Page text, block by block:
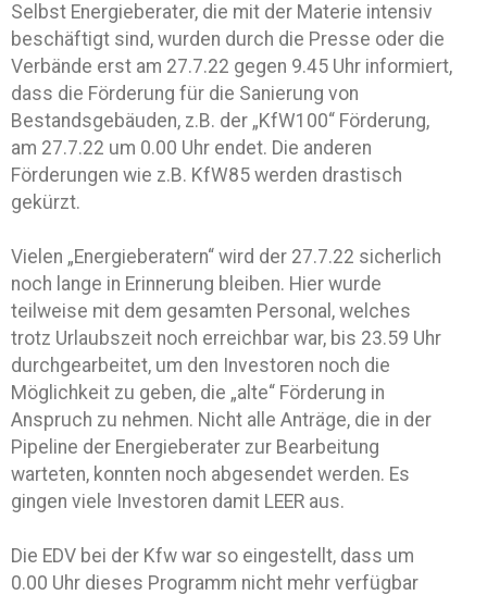
Selbst Energieberater, die mit der Materie intensiv
beschäftigt sind, wurden durch die Presse oder die
Verbände erst am 27.7.22 gegen 9.45 Uhr informiert,
dass die Förderung für die Sanierung von
Bestandsgebäuden, z.B. der „KfW100“ Förderung,
am 27.7.22 um 0.00 Uhr endet. Die anderen
Förderungen wie z.B. KfW85 werden drastisch
gekürzt.
Vielen „Energieberatern“ wird der 27.7.22 sicherlich
noch lange in Erinnerung bleiben. Hier wurde
teilweise mit dem gesamten Personal, welches
trotz Urlaubszeit noch erreichbar war, bis 23.59 Uhr
durchgearbeitet, um den Investoren noch die
Möglichkeit zu geben, die „alte“ Förderung in
Anspruch zu nehmen. Nicht alle Anträge, die in der
Pipeline der Energieberater zur Bearbeitung
warteten, konnten noch abgesendet werden. Es
gingen viele Investoren damit LEER aus.
Die EDV bei der Kfw war so eingestellt, dass um
0.00 Uhr dieses Programm nicht mehr verfügbar